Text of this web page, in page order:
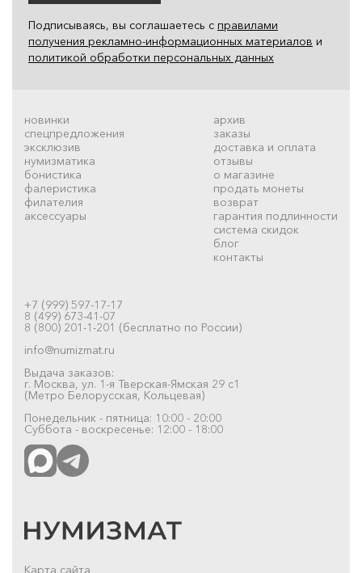
Подписываясь, вы соглашаетесь с правилами
получения рекламно-информационных материалов и
политикой обработки персональных данных
новинки
спецпредложения
эксклюзив
нумизматика
бонистика
фалеристика
филателия
аксессуары
архив
заказы
доставка и оплата
отзывы
о магазине
продать монеты
возврат
гарантия подлинности
система скидок
блог
контакты
+7 (999) 597-17-17
8 (499) 673-41-07
8 (800) 201-1-201 (бесплатно по России)
info@numizmat.ru
Выдача заказов:
г. Москва, ул. 1-я Тверская-Ямская 29 с1
(Метро Белорусская, Кольцевая)
Понедельник - пятница: 10:00 - 20:00
Суббота - воскресенье: 12:00 - 18:00
Карта сайта